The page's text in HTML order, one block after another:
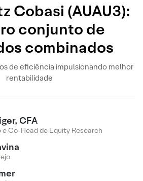
Cobasi (AUAU3):
conjunto de
combinados
de eficiência impulsionando melhor
rentabilidade
CFA
e Co-Head de Equity Research